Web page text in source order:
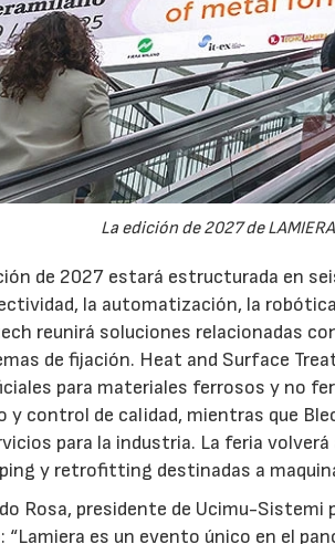
La edición de 2027 de
de 2027 estará estructurada en
la automatización, la
reunirá soluciones relacionadas
de fijación. Heat and Surface
para materiales ferrosos y no
y control de calidad, mientras que
para la industria. La feria
y retrofitting destinadas a
Rosa, presidente de Ucimu-
“Lamiera es un evento único en el